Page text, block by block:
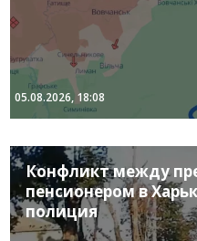
05.08.2026, 18:08
Конфликт между
пенсионером в
полиция